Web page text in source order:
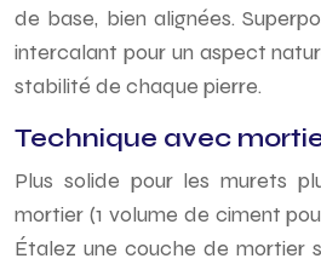
de base, bien alignées.
intercalant pour un aspect
stabilité de chaque pierre.
Technique avec
Plus solide pour les murets
mortier (1 volume de ciment
Étalez une couche de mortier